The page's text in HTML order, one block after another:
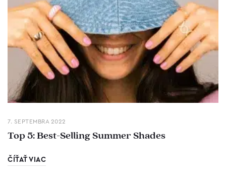
7. SEPTEMBRA 2022
Top 5: Best-Selling Summer Shades
ČÍŤAŤ VIAC